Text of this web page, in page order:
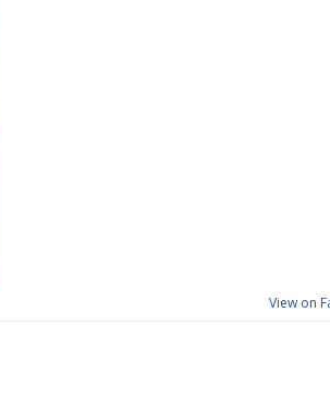
View on